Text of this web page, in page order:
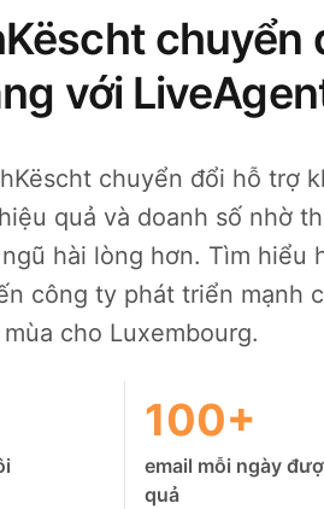
chuyển
với
chuyển đổi hỗ trợ
quả và doanh số nhờ
hài lòng hơn. Tìm hiểu
công ty phát triển mạnh
cho Luxembourg.
100+
email mỗi ngày
quả